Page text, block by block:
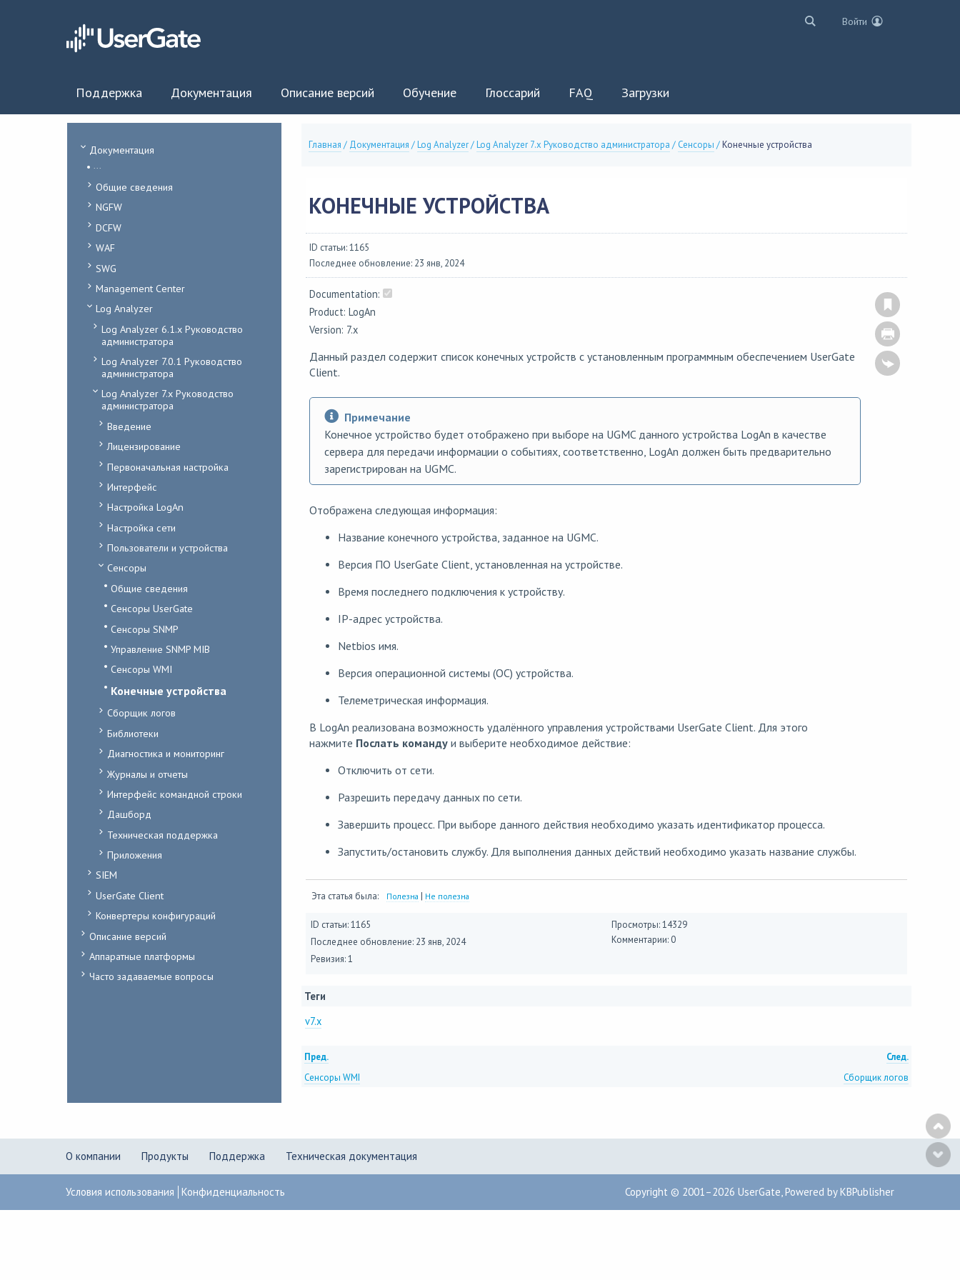
Войти
Поддержка Документация Описание версий Обучение Глоссарий FAQ Загрузки
Документация
...
Общие сведения
NGFW
DCFW
WAF
SWG
Management Center
Log Analyzer
Log Analyzer 6.1.x Руководство
администратора
Log Analyzer 7.0.1 Руководство
администратора
Log Analyzer 7.x Руководство
администратора
Введение
Лицензирование
Первоначальная настройка
Интерфейс
Настройка LogAn
Настройка сети
Пользователи и устройства
Сенсоры
Общие сведения
Сенсоры UserGate
Сенсоры SNMP
Управление SNMP MIB
Сенсоры WMI
Конечные устройства
Сборщик логов
Библиотеки
Диагностика и мониторинг
Журналы и отчеты
Интерфейс командной строки
Дашборд
Техническая поддержка
Приложения
SIEM
UserGate Client
Конвертеры конфигураций
Описание версий
Аппаратные платформы
Часто задаваемые вопросы
Главная / Документация /Log Analyzer/Log Analyzer 7.x Руководство администратора / Сенсоры /Конечные устройства
КОНЕЧНЫЕ УСТРОЙСТВА
ID статьи: 1165
Последнее обновление: 23 янв, 2024
Documentation:
Product: LogAn
Version: 7.x
Данный раздел содержит список конечных устройств с установленным программным обеспечением UserGate
Client.
Примечание
Конечное устройство будет отображено при выборе на UGMC данного устройства LogAn в качестве
сервера для передачи информации о событиях, соответственно, LogAn должен быть предварительно
зарегистрирован на UGMC.
Отображена следующая информация:
Название конечного устройства, заданное на UGMC.
Версия ПО UserGate Client, установленная на устройстве.
Время последнего подключения к устройству.
IP-адрес устройства.
Netbios имя.
Версия операционной системы (ОС) устройства.
Телеметрическая информация.
В LogAn реализована возможность удалённого управления устройствами UserGate Client. Для этого
нажмите Послать командуи выберите необходимое действие:
Отключить от сети.
Разрешить передачу данных по сети.
Завершить процесс. При выборе данного действия необходимо указать идентификатор процесса.
Запустить/остановить службу. Для выполнения данных действий необходимо указать название службы.
Эта статья была: Полезна | Не полезна
ID статьи: 1165
Последнее обновление: 23 янв, 2024
Ревизия: 1
Просмотры: 14329
Комментарии: 0
Теги
v7.x
Пред.
След.
Сенсоры WMI
Сборщик логов
О компании Продукты Поддержка Техническая документация
Условия использования Конфиденциальность Copyright © 2001–2026 UserGate,Powered by KBPublisher